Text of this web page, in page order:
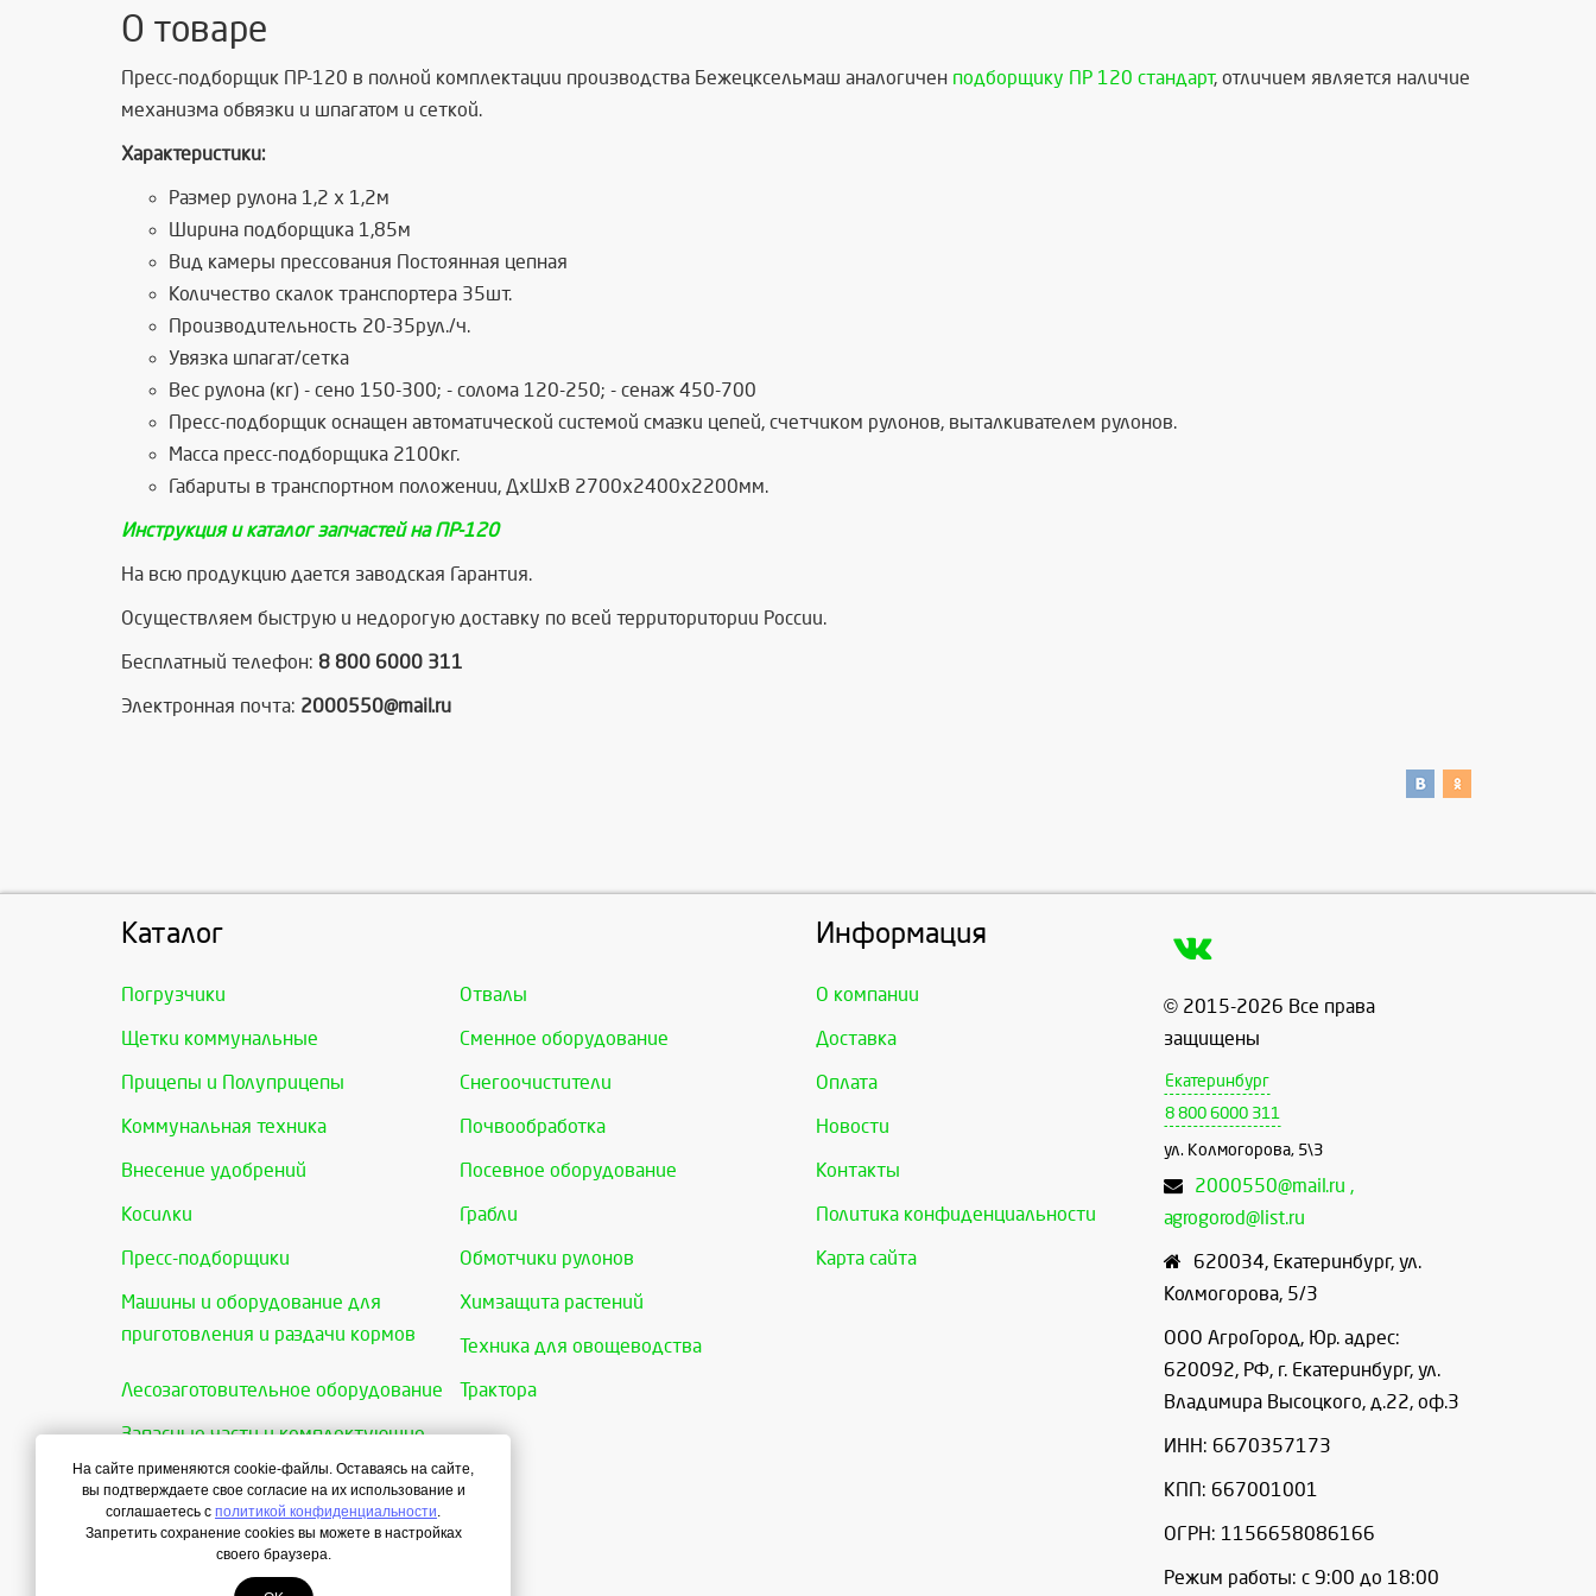
О товаре
Пресс-подборщик ПР-120 в полной комплектации производства Бежецксельмаш аналогичен подборщику ПР 120 стандарт, отличием является наличие
механизма обвязки и шпагатом и сеткой.
Характеристики:
Размер рулона 1,2 х 1,2м
Ширина подборщика 1,85м
Вид камеры прессования Постоянная цепная
Количество скалок транспортера 35шт.
Производительность 20-35рул./ч.
Увязка шпагат/сетка
Вес рулона (кг) - сено 150-300; - солома 120-250; - сенаж 450-700
Пресс-подборщик оснащен автоматической системой смазки цепей, счетчиком рулонов, выталкивателем рулонов.
Масса пресс-подборщика 2100кг.
Габариты в транспортном положении, ДхШхВ 2700х2400х2200мм.
Инструкция и каталог запчастей на ПР-120
На всю продукцию дается заводская Гарантия.
Осуществляем быструю и недорогую доставку по всей территоритории России.
Бесплатный телефон: 8 800 6000 311
Электронная почта: 2000550@mail.ru
Каталог
Погрузчики Отвалы
Щетки коммунальные Сменное оборудование
Прицепы и Полуприцепы Снегоочистители
Коммунальная техника Почвообработка
Внесение удобрений Посевное оборудование
Косилки Грабли
Пресс-подборщики Обмотчики рулонов
Машины и оборудование для
приготовления и раздачи кормов
Химзащита растений
Техника для овощеводства
Лесозаготовительное оборудование Трактора
Запасные части и комплектующие
Информация
О компании
Доставка
Оплата
Новости
Контакты
Политика конфиденциальности
Карта сайта
© 2015-2026 Все права
защищены
Екатеринбург
8 800 6000 311
ул. Колмогорова, 5\3
2000550@mail.ru ,
agrogorod@list.ru
620034, Екатеринбург, ул.
Колмогорова, 5/3
ООО АгроГород, Юр. адрес:
620092, РФ, г. Екатеринбург, ул.
Владимира Высоцкого, д.22, оф.3
ИНН: 6670357173
КПП: 667001001
ОГРН: 1156658086166
Режим работы: с 9:00 до 18:00
На сайте применяются cookie-файлы. Оставаясь на сайте,
вы подтверждаете свое согласие на их использование и
соглашаетесь с политикой конфиденциальности.
Запретить сохранение cookies вы можете в настройках
своего браузера.